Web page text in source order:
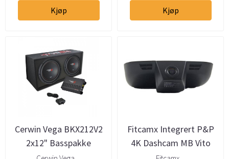
Kjøp Kjøp
Cerwin Vega BKX212V2
2x12" Basspakke
Fitcamx Integrert P&P
4K Dashcam MB Vito
(W447) (2015 -->)